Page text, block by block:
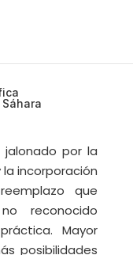
por la
incorporación
que
reconocido
Mayor
posibilidades